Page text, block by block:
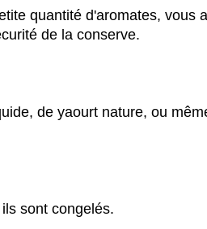
quantité d'aromates, vous
de la conserve.
de yaourt nature, ou
sont congelés.